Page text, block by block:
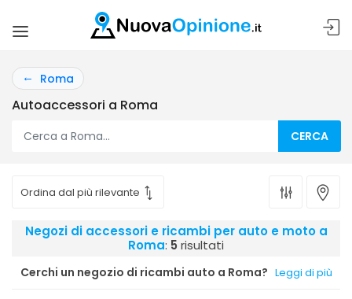
Roma
Autoaccessori a Roma
CERCA
Negozi di accessori e ricambi per auto e moto a
Roma: 5 risultati
Cerchi un negozio di ricambi auto a Roma? Leggi di più